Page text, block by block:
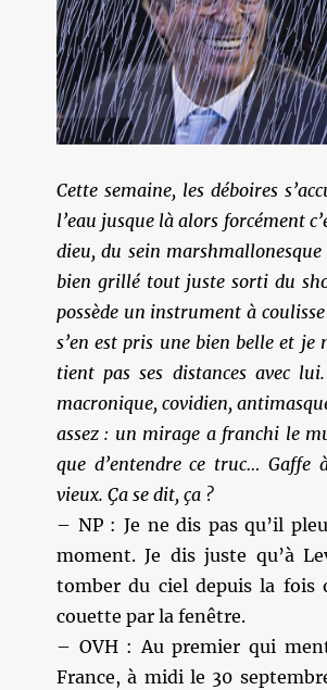
Cette semaine, les déboires
l’eau jusque là alors forcément
dieu, du sein
bien grillé tout juste sorti du
possède un instrument à
s’en est pris une bien belle et
tient pas ses distances avec
macronique, covidien,
assez : un mirage a franchi le
que d’entendre ce truc…
vieux. Ça se dit, ça ?
– NP : Je ne dis pas qu’il
moment. Je dis juste qu’à
tomber du ciel depuis la fois
couette par la fenêtre.
– OVH : Au premier qui
France, à midi le 30